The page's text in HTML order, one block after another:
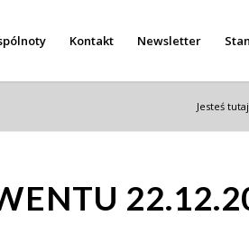
Kontakt Newsletter
Jesteś